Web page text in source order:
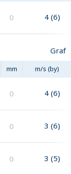
0 4 (6)
Graf
mm m/s (by)
0 4 (6)
0 3 (6)
0 3 (5)